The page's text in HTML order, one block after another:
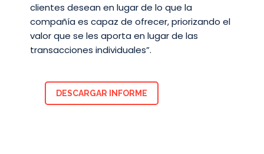
clientes desean en lugar de lo que la
compañía es capaz de ofrecer, priorizando el
valor que se les aporta en lugar de las
transacciones individuales”.
DESCARGAR INFORME